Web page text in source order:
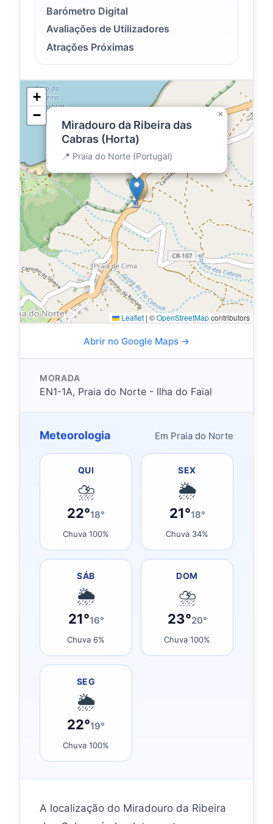
Barómetro Digital
Avaliações de Utilizadores
Atrações Próximas
Miradouro da Ribeira das
Cabras (Horta)
📍 Praia do Norte (Portugal)
×
+
−
Leaflet | ©OpenStreetMapcontributors
Abrir no Google Maps →
MORADA
EN1-1A, Praia do Norte - Ilha do Faial
Meteorologia Em Praia do Norte
QUI
⛈
22°18°
Chuva 100%
SEX
🌦
21°18°
Chuva 34%
SÁB
🌦
21°16°
Chuva 6%
DOM
⛈
23°20°
Chuva 100%
SEG
🌦
22°19°
Chuva 100%
A localização do Miradouro da Ribeira